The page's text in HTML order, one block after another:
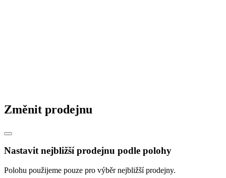
Změnit prodejnu
Nastavit nejbližší prodejnu podle polohy
Polohu použijeme pouze pro výběr nejbližší prodejny.